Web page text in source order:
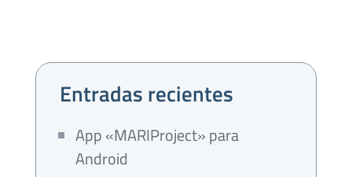
Entradas recientes
App «MARIProject» para
Android